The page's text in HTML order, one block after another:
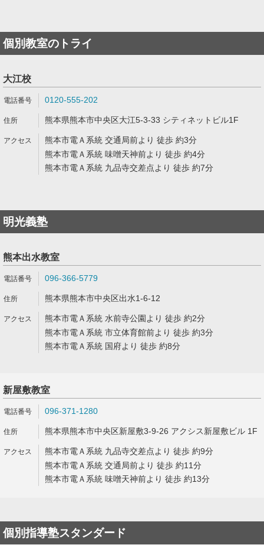
個別教室のトライ
大江校
0120-555-202
熊本県熊本市中央区大江5-3-33 シティネットビル1F
熊本市電Ａ系統 交通局前より 徒歩 約3分
熊本市電Ａ系統 味噌天神前より 徒歩 約4分
熊本市電Ａ系統 九品寺交差点より 徒歩 約7分
明光義塾
熊本出水教室
096-366-5779
熊本県熊本市中央区出水1-6-12
熊本市電Ａ系統 水前寺公園より 徒歩 約2分
熊本市電Ａ系統 市立体育館前より 徒歩 約3分
熊本市電Ａ系統 国府より 徒歩 約8分
新屋敷教室
096-371-1280
熊本県熊本市中央区新屋敷3-9-26 アクシス新屋敷ビル 1F
熊本市電Ａ系統 九品寺交差点より 徒歩 約9分
熊本市電Ａ系統 交通局前より 徒歩 約11分
熊本市電Ａ系統 味噌天神前より 徒歩 約13分
個別指導塾スタンダード